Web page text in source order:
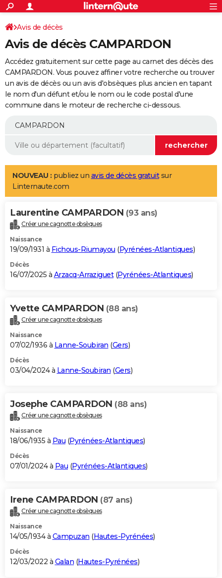
ACTUALITÉS
Politique
Société
Faits Divers
Education
Monde
Villes
+
SPORT
Coupe du monde 2026
Football
Tennis
Cyclisme
Rugby
Forum
Programme TV
TNT
Streaming
Cinéma
Sorties cinéma
Musique
+
FINANCE
Impôts
Immobilier
Risques naturels par ville
Banque
Assurance
Crédit
AUTO
Essais
Réserver un essai
Citadines
Berlines
SUV
Forum auto
+
Mobiles
Meilleur smartphone
Internet
Ordinateurs
Jeux vidéo
Guide high-tech
Aménagement intérieur
LIFESTYLE
Art de vivre
Bien-être
Loisirs
Mode
Modes de vie
Alimentation
Guide de la santé
Maladies
Médicaments
Sommeil
VOYAGE
Destinations
City break
Voyage nature
Voyage de noces
Forum
Climat
+PHOTO
GUIDES D'ACHAT
BONS PLANS
Carte de Noël
Carte Bonne année
Carte Saint-Valentin
Carte Pâques
Carte d'anniversaire
DICTIONNAIRE
Dictionnaire
Biographies
Citations
Expressions
Proverbes
PROGRAMME TV
S'inscrire
Se connecter
Lycées
Collèges
Primaires
Universités
Entreprises
Service militaire
Avis de recherche
AVIS DE DÉCÈS
Bricolage
Lifestyle
Culture
Sport
Auto
Television
Voyage
Cinema
Avis de décès
Avis de décès CAMPARDON
Accédez gratuitement sur cette page au carnet des décès des
CAMPARDON. Vous pouvez affiner votre recherche ou trouver
un avis de décès ou un avis d'obsèques plus ancien en tapant
le nom d'un défunt et/ou le nom ou le code postal d'une
commune dans le moteur de recherche ci-dessous.
NOUVEAU : publiez un avis de décès gratuitsur
Linternaute.com
Laurentine CAMPARDON (93 ans)
Créer une cagnotte obsèques
Naissance
19/09/1931 à Fichous-Riumayou (Pyrénées-Atlantiques)
Décès
16/07/2025 à Arzacq-Arraziguet(Pyrénées-Atlantiques)
Yvette CAMPARDON (88 ans)
Créer une cagnotte obsèques
Naissance
07/02/1936 à Lanne-Soubiran (Gers)
Décès
03/04/2024 à Lanne-Soubiran (Gers)
Josephe CAMPARDON (88 ans)
Créer une cagnotte obsèques
Naissance
18/06/1935 à Pau (Pyrénées-Atlantiques)
Décès
07/01/2024 à Pau (Pyrénées-Atlantiques)
Irene CAMPARDON (87 ans)
Créer une cagnotte obsèques
Naissance
14/05/1934 à Campuzan (Hautes-Pyrénées)
Décès
12/03/2022 à Galan (Hautes-Pyrénées)